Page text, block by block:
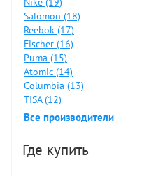
Salomon (18)
Reebok (17)
Fischer (16)
Puma (15)
Atomic (14)
Columbia (13)
TISA (12)
Все производители
Где купить